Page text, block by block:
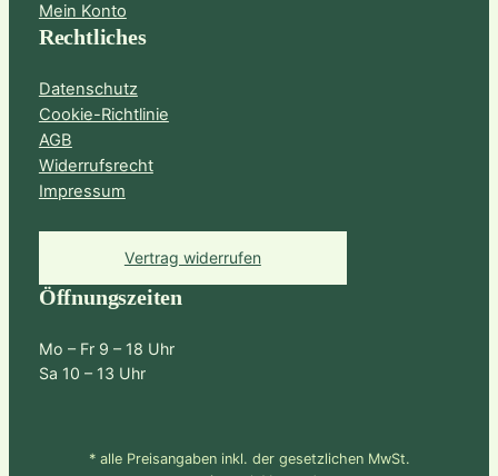
Mein Konto
Rechtliches
Datenschutz
Cookie-Richtlinie
AGB
Widerrufsrecht
Impressum
Vertrag widerrufen
Öffnungszeiten
Mo – Fr 9 – 18 Uhr
Sa 10 – 13 Uhr
* alle Preisangaben inkl. der gesetzlichen MwSt.